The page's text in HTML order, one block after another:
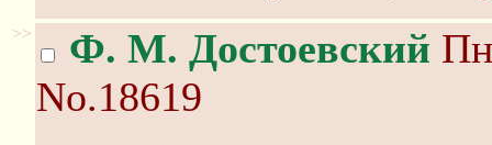
>> Ф. М. Достоевский
No.18619